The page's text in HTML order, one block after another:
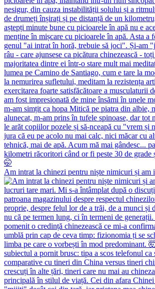
Am intrat la chinezi pentru niște nimicuri și am i